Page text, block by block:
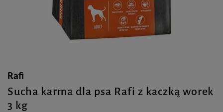
Rafi
Sucha karma dla psa Rafi z kaczką worek
3 kg